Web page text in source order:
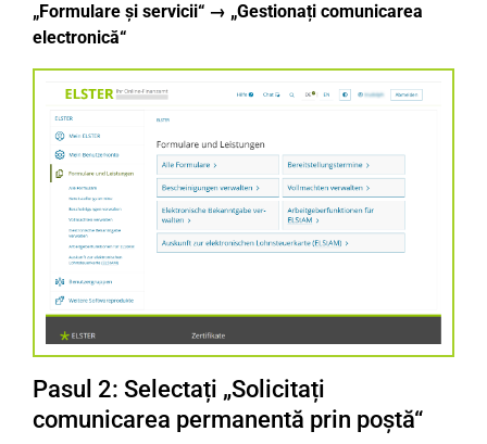
„Formulare și servicii“ → „Gestionați comunicarea
electronică“
Pasul 2: Selectați „Solicitați
comunicarea permanentă prin poștă“